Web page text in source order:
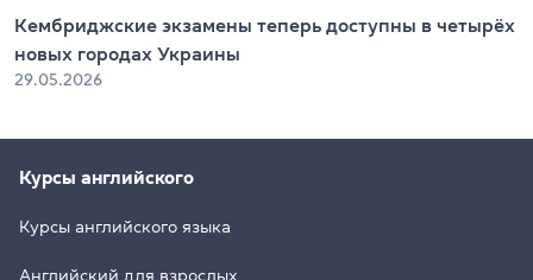
Кембриджские экзамены теперь доступны в четырёх
новых городах Украины
29.05.2026
Курсы английского
Курсы английского языка
Английский для взрослых